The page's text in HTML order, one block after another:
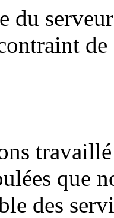
du
que
des